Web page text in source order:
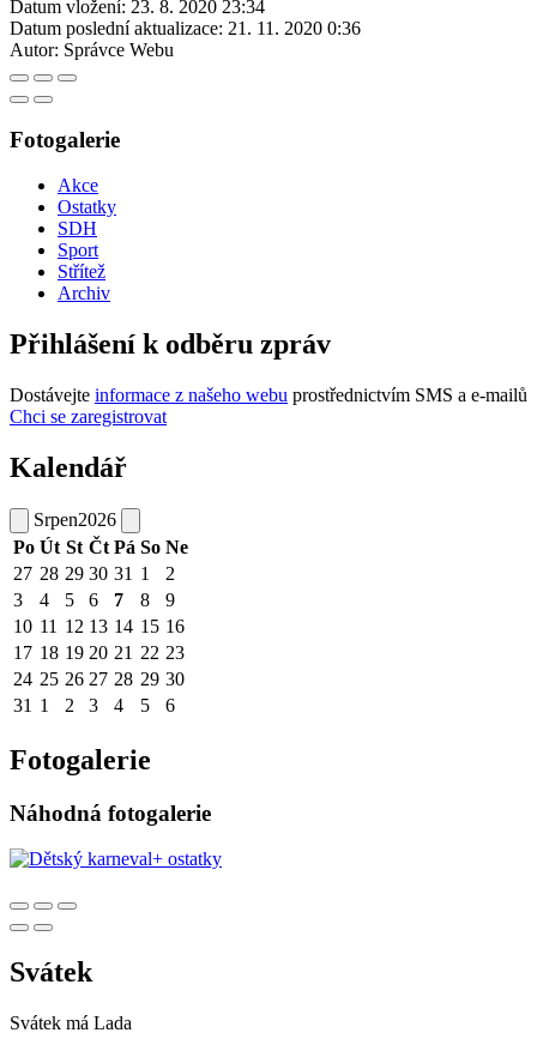
Datum vložení: 23. 8. 2020 23:34
Datum poslední aktualizace: 21. 11. 2020 0:36
Autor: Správce Webu
Fotogalerie
Akce
Ostatky
SDH
Sport
Střítež
Archiv
Přihlášení k odběru zpráv
Dostávejte informace z našeho webu prostřednictvím SMS a e-mailů
Chci se zaregistrovat
Kalendář
Srpen2026
Po Út St Čt Pá So Ne
27 28 29 30 31 1
2
3
4 5 6 7 8
9
10 11 12 13 14 15 16
17 18 19 20 21 22 23
24 25 26 27 28 29 30
31 1 2 3 4 5 6
Fotogalerie
Náhodná fotogalerie
Svátek
Svátek má Lada